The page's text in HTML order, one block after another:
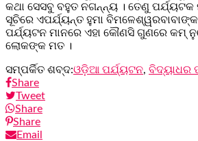
କଥା ସେସବୁ ବହୁତ ନଗନ୍ନ୍ୟ । ତେଣୁ ପର୍ଯ୍ୟଟକ
ସୂଚିରେ ଏପର୍ଯ୍ୟନ୍ତ ହୁମା
ପର୍ଯ୍ୟଟନ ମାନରେ ଏହା କୌଣସି ଗୁଣରେ କମ୍
ଲୋକଙ୍କ ମତ ।
ସମ୍ପର୍କିତ ଶବ୍ଦ:ଓଡ଼ିଆ ପର୍ଯ୍ୟଟନ, ବିଦ୍ୟାଧର
Share
Tweet
Share
Share
Email